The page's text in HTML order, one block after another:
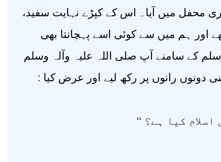
میں آیا۔ اس کے کپڑے نہایت سفید،
اور ہم میں سے کوئی اسے پہچانتا بھی
کے سامنے آپ صلی اللہ علیہ وآلہ وسلم
دونوں رانوں پر رکھ لیے اور عرض کیا :
کیا ہے؟ ‘‘